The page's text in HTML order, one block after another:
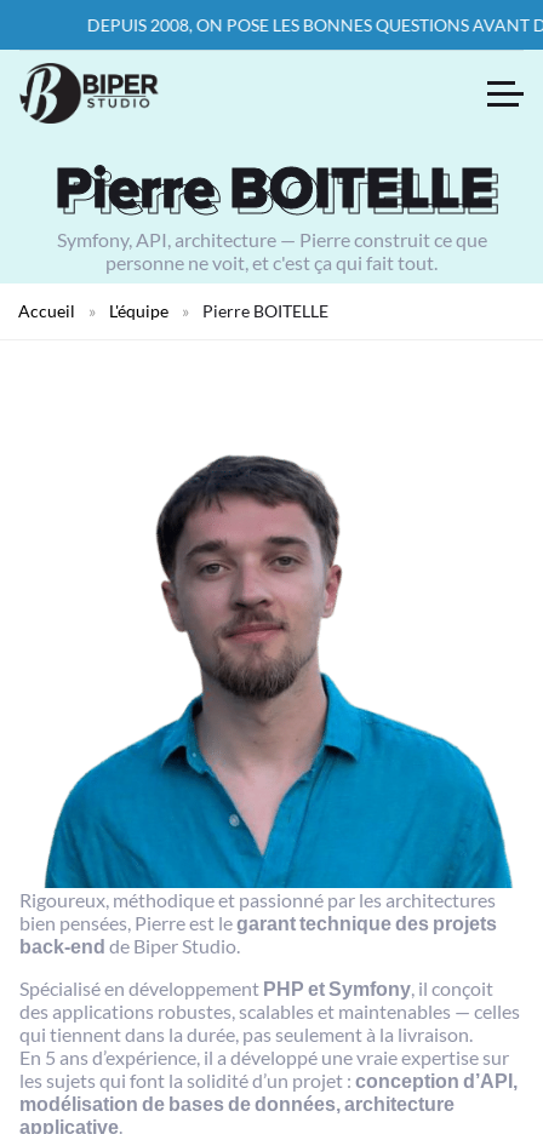
DEPUIS 2008, ON POSE LES BONNES QUESTIONS AVANT
Pierre BOITELLE
Pierre BOITELLE
Symfony, API, architecture — Pierre construit ce que
personne ne voit, et c'est ça qui fait tout.
Accueil » L'équipe » Pierre BOITELLE
Rigoureux, méthodique et passionné par les architectures
bien pensées, Pierre est legarant technique des projets
back-end de Biper Studio.
Spécialisé en développement PHP et Symfony, il conçoit
des applications robustes, scalables et maintenables — celles
qui tiennent dans la durée, pas seulement à la livraison.
En 5 ans d’expérience, il a développé une vraie expertise sur
les sujets qui font la solidité d’un projet : conception d’API,
modélisation de bases de données, architecture
applicative.